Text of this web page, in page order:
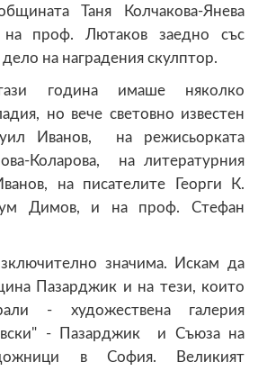
Таня Колчакова-Янева
на проф. Лютаков заедно със
дело на наградения скулптор.
година имаше няколко
но вече световно известен
Иванов, на режисьорката
Коларова, на литературния
на писателите Георги К.
Димов, и на проф. Стефан
значима. Искам да
Пазарджик и на тези, които
- художествена галерия
- Пазарджик и Съюза на
в София. Великият